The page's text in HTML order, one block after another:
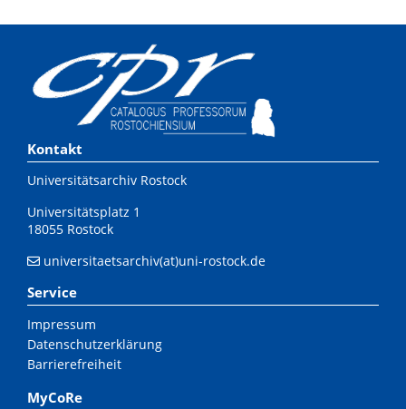
Kontakt
Universitätsarchiv Rostock
Universitätsplatz 1
18055 Rostock
universitaetsarchiv(at)uni-rostock.de
Service
Impressum
Datenschutzerklärung
Barrierefreiheit
MyCoRe